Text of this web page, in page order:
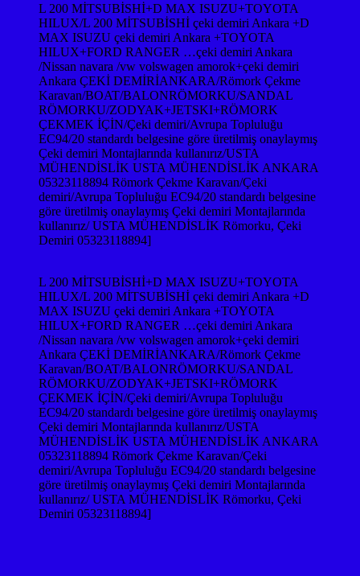
L 200 MİTSUBİSHİ+D MAX ISUZU+TOYOTA
HILUX/L 200 MİTSUBİSHİ çeki demiri Ankara +D
MAX ISUZU çeki demiri Ankara +TOYOTA
HILUX+FORD RANGER …çeki demiri Ankara
/Nissan navara /vw volswagen amorok+çeki demiri
Ankara ÇEKİ DEMİRİANKARA/Römork Çekme
Karavan/BOAT/BALONRÖMORKU/SANDAL
RÖMORKU/ZODYAK+JETSKI+RÖMORK
ÇEKMEK İÇİN/Çeki demiri/Avrupa Topluluğu
EC94/20 standardı belgesine göre üretilmiş onaylaymış
Çeki demiri Montajlarında kullanırız/USTA
MÜHENDİSLİK USTA MÜHENDİSLİK ANKARA
05323118894 Römork Çekme Karavan/Çeki
demiri/Avrupa Topluluğu EC94/20 standardı belgesine
göre üretilmiş onaylaymış Çeki demiri Montajlarında
kullanırız/ USTA MÜHENDİSLİK Römorku, Çeki
Demiri 05323118894]
L 200 MİTSUBİSHİ+D MAX ISUZU+TOYOTA
HILUX/L 200 MİTSUBİSHİ çeki demiri Ankara +D
MAX ISUZU çeki demiri Ankara +TOYOTA
HILUX+FORD RANGER …çeki demiri Ankara
/Nissan navara /vw volswagen amorok+çeki demiri
Ankara ÇEKİ DEMİRİANKARA/Römork Çekme
Karavan/BOAT/BALONRÖMORKU/SANDAL
RÖMORKU/ZODYAK+JETSKI+RÖMORK
ÇEKMEK İÇİN/Çeki demiri/Avrupa Topluluğu
EC94/20 standardı belgesine göre üretilmiş onaylaymış
Çeki demiri Montajlarında kullanırız/USTA
MÜHENDİSLİK USTA MÜHENDİSLİK ANKARA
05323118894 Römork Çekme Karavan/Çeki
demiri/Avrupa Topluluğu EC94/20 standardı belgesine
göre üretilmiş onaylaymış Çeki demiri Montajlarında
kullanırız/ USTA MÜHENDİSLİK Römorku, Çeki
Demiri 05323118894]